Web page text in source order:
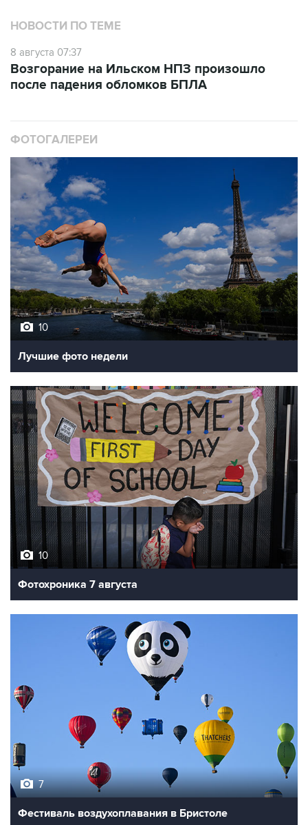
НОВОСТИ ПО ТЕМЕ
8 августа 07:37
Возгорание на Ильском НПЗ произошло
после падения обломков БПЛА
ФОТОГАЛЕРЕИ
10
Лучшие фото недели
10
Фотохроника 7 августа
7
Фестиваль воздухоплавания в Бристоле